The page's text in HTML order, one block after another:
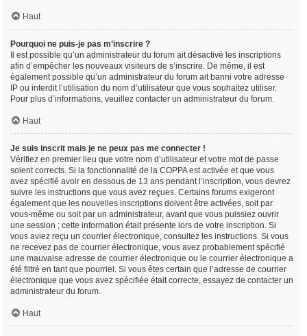
Haut
Pourquoi ne puis-je pas m’inscrire ?
Il est possible qu’un administrateur du forum ait désactivé les inscriptions
afin d’empêcher les nouveaux visiteurs de s’inscrire. De même, il est
également possible qu’un administrateur du forum ait banni votre adresse
IP ou interdit l’utilisation du nom d’utilisateur que vous souhaitez utiliser.
Pour plus d’informations, veuillez contacter un administrateur du forum.
Haut
Je suis inscrit mais je ne peux pas me connecter !
Vérifiez en premier lieu que votre nom d’utilisateur et votre mot de passe
soient corrects. Si la fonctionnalité de la COPPA est activée et que vous
avez spécifié avoir en dessous de 13 ans pendant l’inscription, vous devrez
suivre les instructions que vous avez reçues. Certains forums exigeront
également que les nouvelles inscriptions doivent être activées, soit par
vous-même ou soit par un administrateur, avant que vous puissiez ouvrir
une session ; cette information était présente lors de votre inscription. Si
vous aviez reçu un courrier électronique, consultez les instructions. Si vous
ne recevez pas de courrier électronique, vous avez probablement spécifié
une mauvaise adresse de courrier électronique ou le courrier électronique a
été filtré en tant que pourriel. Si vous êtes certain que l’adresse de courrier
électronique que vous avez spécifiée était correcte, essayez de contacter un
administrateur du forum.
Haut